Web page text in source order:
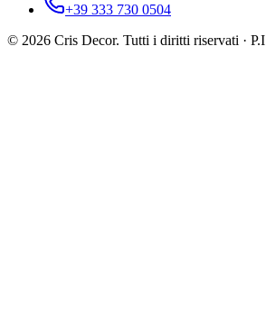
+39 333 730 0504
© 2026 Cris Decor. Tutti i diritti riservati ·